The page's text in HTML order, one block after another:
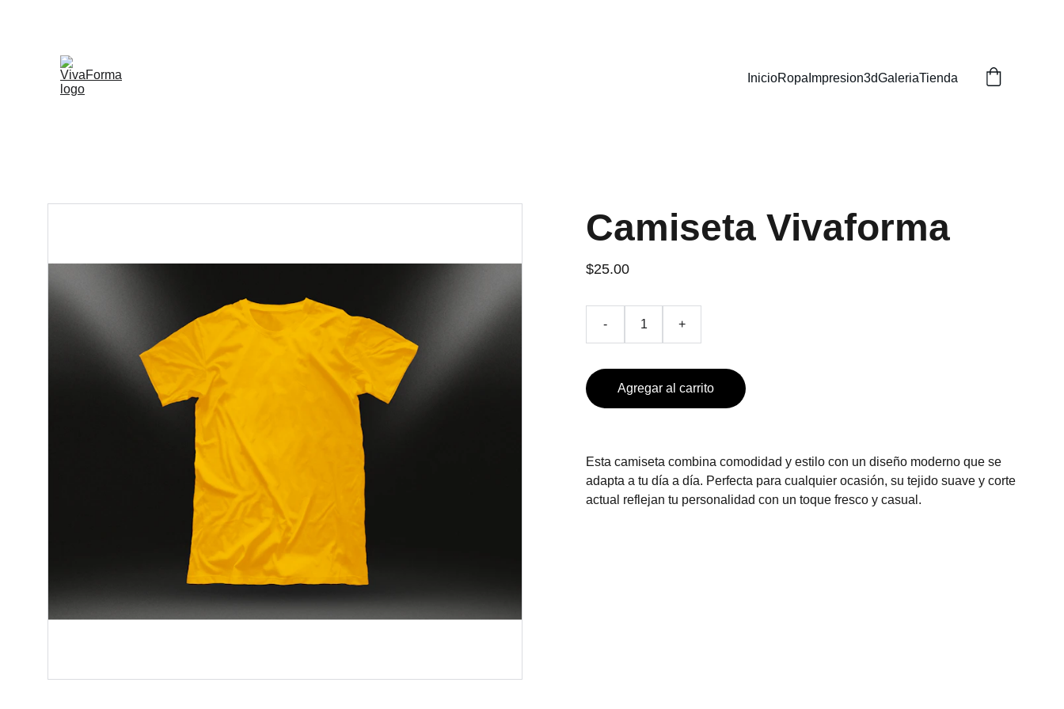
InicioRopa Impresion3dGaleriaTienda
Camiseta Vivaforma
$25.00
- +
Agregar al carrito
Esta camiseta combina comodidad y estilo con un diseño moderno que se
adapta a tu día a día. Perfecta para cualquier ocasión, su tejido suave y corte
actual reflejan tu personalidad con un toque fresco y casual.